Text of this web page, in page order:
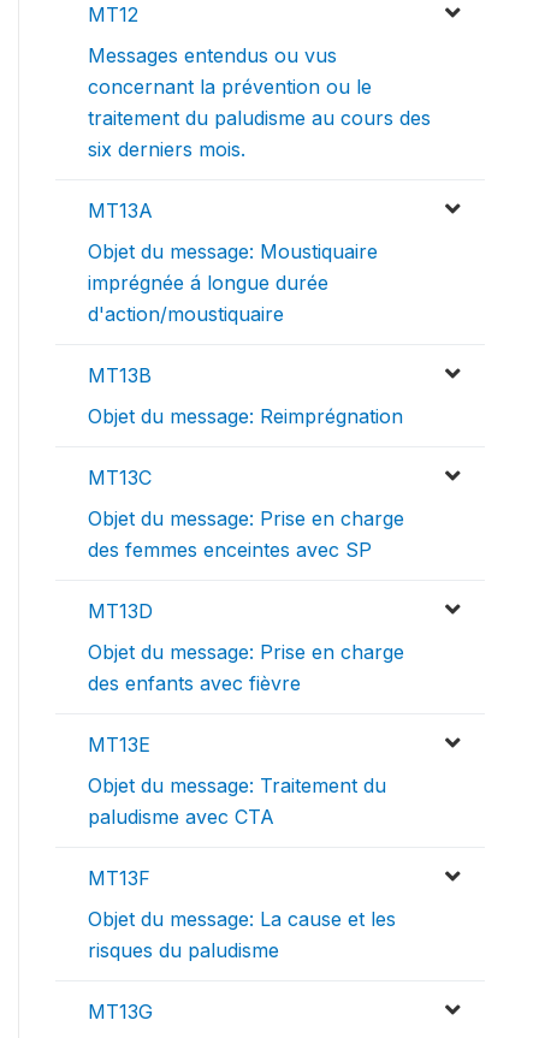
MT12
Messages entendus ou vus
concernant la prévention ou le
traitement du paludisme au cours des
six derniers mois.
MT13A
Objet du message: Moustiquaire
imprégnée á longue durée
d'action/moustiquaire
MT13B
Objet du message: Reimprégnation
MT13C
Objet du message: Prise en charge
des femmes enceintes avec SP
MT13D
Objet du message: Prise en charge
des enfants avec fièvre
MT13E
Objet du message: Traitement du
paludisme avec CTA
MT13F
Objet du message: La cause et les
risques du paludisme
MT13G